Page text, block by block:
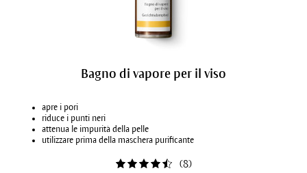
Bagno di vapore per il viso
apre i pori
riduce i punti neri
attenua le impurità della pelle
utilizzare prima della maschera purificante
(8)